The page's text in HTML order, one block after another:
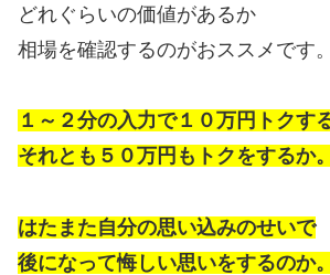
どれぐらいの価値があるか
相場を確認するのがおススメです。
１～２分の入力で１０万円トクす
それとも５０万円もトクをするか。
はたまた自分の思い込みのせいで
後になって悔しい思いをするのか。